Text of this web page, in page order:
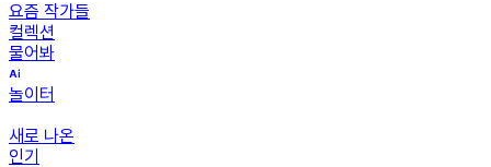
요즘 작가들
컬렉션
물어봐
놀이터
새로 나온
인기